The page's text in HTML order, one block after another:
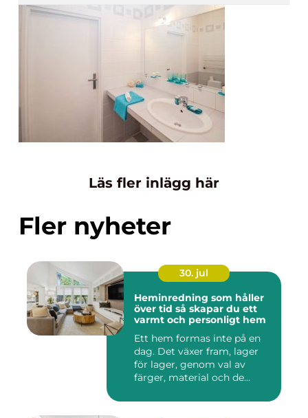
Läs fler inlägg här
Fler nyheter
30. jul
Heminredning som håller
över tid så skapar du ett
varmt och personligt hem
Ett hem formas inte på en
dag. Det växer fram, lager
för lager, genom val av
färger, material och de...